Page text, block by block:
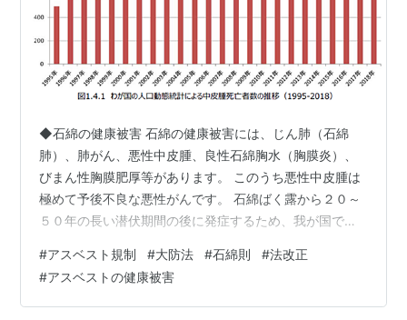
◆石綿の健康被害 石綿の健康被害には、じん肺（石綿
肺）、肺がん、悪性中皮腫、良性石綿胸水（胸膜炎）、
びまん性胸膜肥厚等があります。 このうち悪性中皮腫は
極めて予後不良な悪性がんです。 石綿ばく露から２０～
５０年の長い潜伏期間の後に発症するため、我が国では
り、最近では毎年１５００人に迫る方々が亡くなってい
ます。 中皮腫発生の８割程度は、石綿に起因するといわ
れています。 石綿の種類によっても発生率に差があるこ
#アスベスト規制 #大防法 #石綿則 #法改正
#アスベストの健康被害